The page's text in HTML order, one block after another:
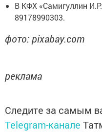
В КФХ «Самигуллин
89178990303.
фото: pixabay.com
реклама
Следите за самым
Telegram-канале